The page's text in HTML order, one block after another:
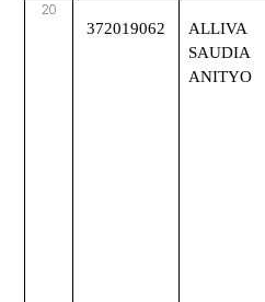
20
372019062
ALLIVA
SAUDIA
ANITYO